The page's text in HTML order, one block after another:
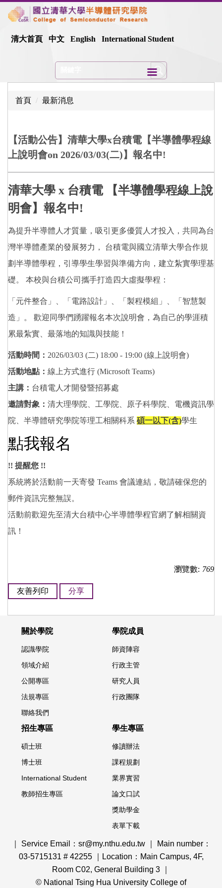
跳
到
主清大首頁 中文 English International Student
首頁 最新消息
【活動公告】清華大學x台積電【半導體學程線
上說明會on 2026/03/03(二)】報名中!
清華大學 x 台積電 【半導體學程線上說
明會】報名中!
為提升半導體人才質量，吸引更多優質人才投入，共同為台
灣半導體產業的發展努力， 台積電與國立清華大學合作規
劃半導體學程，引導學生學習與準備方向，建立紮實學理基
礎。 本校與台積公司攜手打造四大虛擬學程：
「元件整合」、「電路設計」、「製程模組」、「智慧製
造」。 歡迎同學們踴躍報名本次說明會，為自己的學涯積
累最紮實、最落地的知識與技能！
活動時間： 2026/03/03 (二) 18:00 - 19:00 (線上說明會)
活動地點： 線上方式進行 (Microsoft Teams)
主講： 台積電人才開發暨招募處
邀請對象： 清大理學院、工學院、原子科學院、電機資訊學
院、半導體研究學院等理工相關科系 碩一以下(含)學生
點我報名
!! 提醒您 !!
系統將於活動前一天寄發 Teams 會議連結，敬請確保您的
郵件資訊完整無誤。
活動前歡迎先至清大台積中心半導體學程官網了解相關資
訊！
瀏覽數: 769
友善列印 分享
關於學院
認識學院
領域介紹
公開專區
法規專區
聯絡我們
學院成員
師資陣容
行政主管
研究人員
行政團隊
招生專區
碩士班
博士班
International Student
教師招生專區
學生專區
修讀辦法
課程規劃
業界實習
論文口試
獎助學金
表單下載
｜ Service Email：sr@my.nthu.edu.tw ｜ Main number：
03-5715131 # 42255 ｜Location：Main Campus, 4F,
Room C02, General Building 3 ｜
© National Tsing Hua University College of